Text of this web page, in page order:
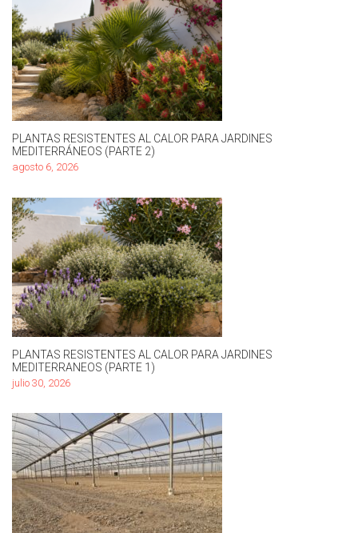
PLANTAS RESISTENTES AL CALOR PARA JARDINES
MEDITERRÁNEOS (PARTE 2)
agosto 6, 2026
PLANTAS RESISTENTES AL CALOR PARA JARDINES
MEDITERRANEOS (PARTE 1)
julio 30, 2026